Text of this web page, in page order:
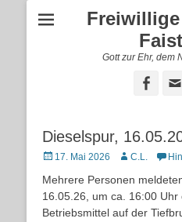
Gott zur Ehr, dem
Dieselspur,
Posted17. Mai 2026 AutorC.L.
Mehrere Personen
16.05.26, um ca. 16:00
Betriebsmittel auf der